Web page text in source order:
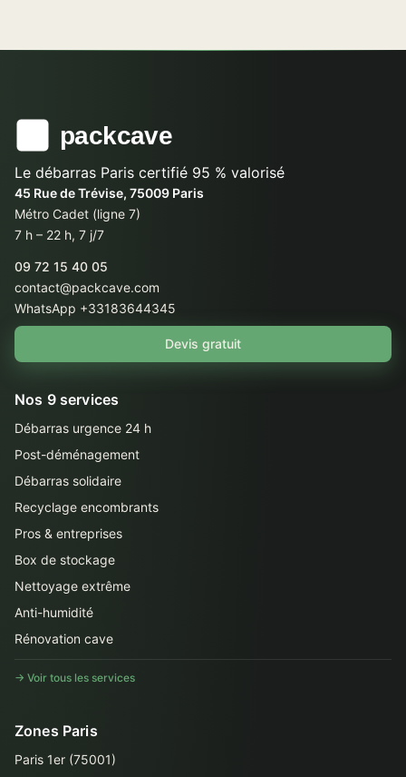
Le débarras Paris certifié 95 % valorisé
45 Rue de Trévise, 75009 Paris
Métro Cadet (ligne 7)
7 h – 22 h, 7 j/7
09 72 15 40 05
contact@packcave.com
WhatsApp +33183644345
Devis gratuit
Nos 9 services
Débarras urgence 24 h
Post-déménagement
Débarras solidaire
Recyclage encombrants
Pros & entreprises
Box de stockage
Nettoyage extrême
Anti-humidité
Rénovation cave
→ Voir tous les services
Zones Paris
Paris 1er (75001)